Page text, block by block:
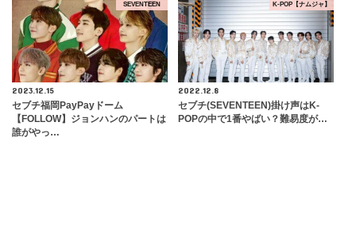
SEVENTEEN
2023.12.15
セブチ福岡PayPayドーム
【FOLLOW】ジョンハンのパートは
誰がやっ…
K-POP【ナムジャ】
2022.12.8
セブチ(SEVENTEEN)掛け声はK-
POPの中で1番やばい？難易度が…